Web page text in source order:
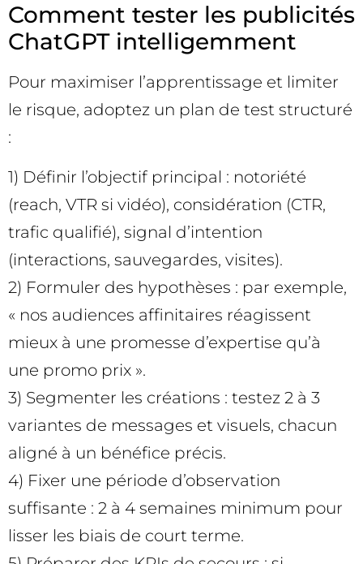
Comment tester les publicités
ChatGPT intelligemment
Pour maximiser l’apprentissage et limiter
le risque, adoptez un plan de test structuré
:
1) Définir l’objectif principal : notoriété
(reach, VTR si vidéo), considération (CTR,
trafic qualifié), signal d’intention
(interactions, sauvegardes, visites).
2) Formuler des hypothèses : par exemple,
« nos audiences affinitaires réagissent
mieux à une promesse d’expertise qu’à
une promo prix ».
3) Segmenter les créations : testez 2 à 3
variantes de messages et visuels, chacun
aligné à un bénéfice précis.
4) Fixer une période d’observation
suffisante : 2 à 4 semaines minimum pour
lisser les biais de court terme.